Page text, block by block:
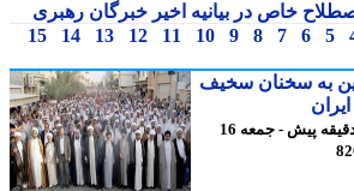
خاص در بیانیه اخیر خبرگان رهبری
6
7
8
9
10
11
12
13
14
15
سخنان سخیف
4 دقیقه پیش - جمعه 16